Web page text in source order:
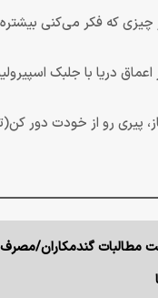
که فکر می‌کنی
دریا با جلبک
پیری رو از خودت دور
مطالبات گندمکاران/